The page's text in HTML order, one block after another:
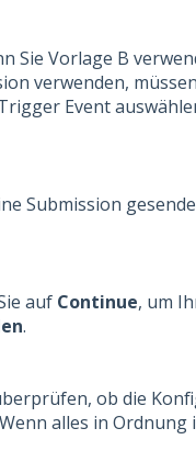
Sie Vorlage B
verwenden,
Event
Submission
auf Continue, um
.
ob die
alles in Ordnung